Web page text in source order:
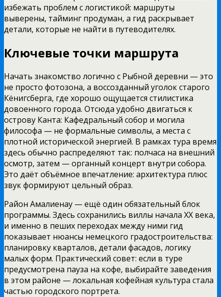
избежать проблем с логистикой: маршруты
выверены, тайминг продуман, а гид раскрывает
детали, которые не найти в путеводителях.
Ключевые точки маршрута
Начать знакомство логично с Рыбной деревни — это
не просто фотозона, а воссозданный уголок старого
Кёнигсберга, где хорошо ощущается стилистика
довоенного города. Отсюда удобно двигаться к
острову Канта: Кафедральный собор и могила
философа — не формальные символы, а места с
плотной исторической энергией. В рамках тура время
здесь обычно распределяют так: полчаса на внешний
осмотр, затем — органный концерт внутри собора.
Это даёт объёмное впечатление: архитектура плюс
звук формируют цельный образ.
Район Амалиенау — ещё один обязательный блок
программы. Здесь сохранились виллы начала XX века,
и именно в пеших переходах между ними гид
показывает нюансы немецкого градостроительства:
планировку кварталов, детали фасадов, логику
малых форм. Практический совет: если в туре
предусмотрена пауза на кофе, выбирайте заведения
в этом районе — локальная кофейная культура стала
частью городского портрета.